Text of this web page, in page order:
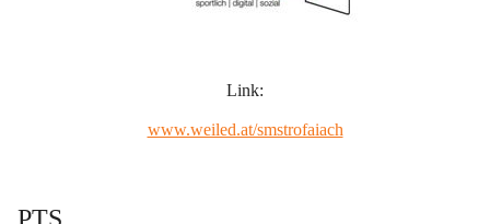
Link:
www.weiled.at/smstrofaiach